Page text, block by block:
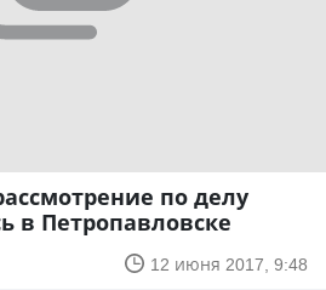
по делу
в Петропавловске
12 июня 2017, 9:48